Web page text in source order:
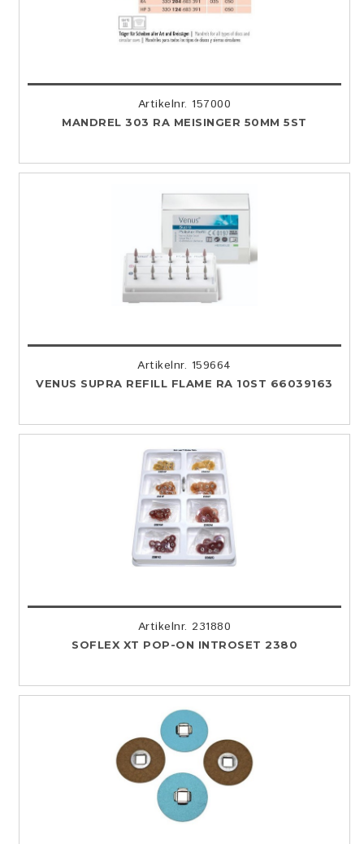
Artikelnr. 157000
MANDREL 303 RA MEISINGER 50MM 5ST
Artikelnr. 159664
VENUS SUPRA REFILL FLAME RA 10ST 66039163
Artikelnr. 231880
SOFLEX XT POP-ON INTROSET 2380